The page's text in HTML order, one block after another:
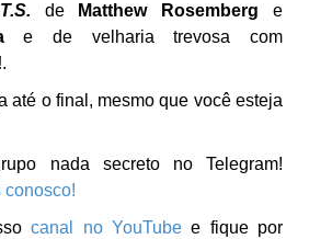
de Matthew Rosemberg e
e de velharia trevosa com
.
até o final, mesmo que você esteja
nada secreto no Telegram!
conosco!
canal no YouTubee fique por